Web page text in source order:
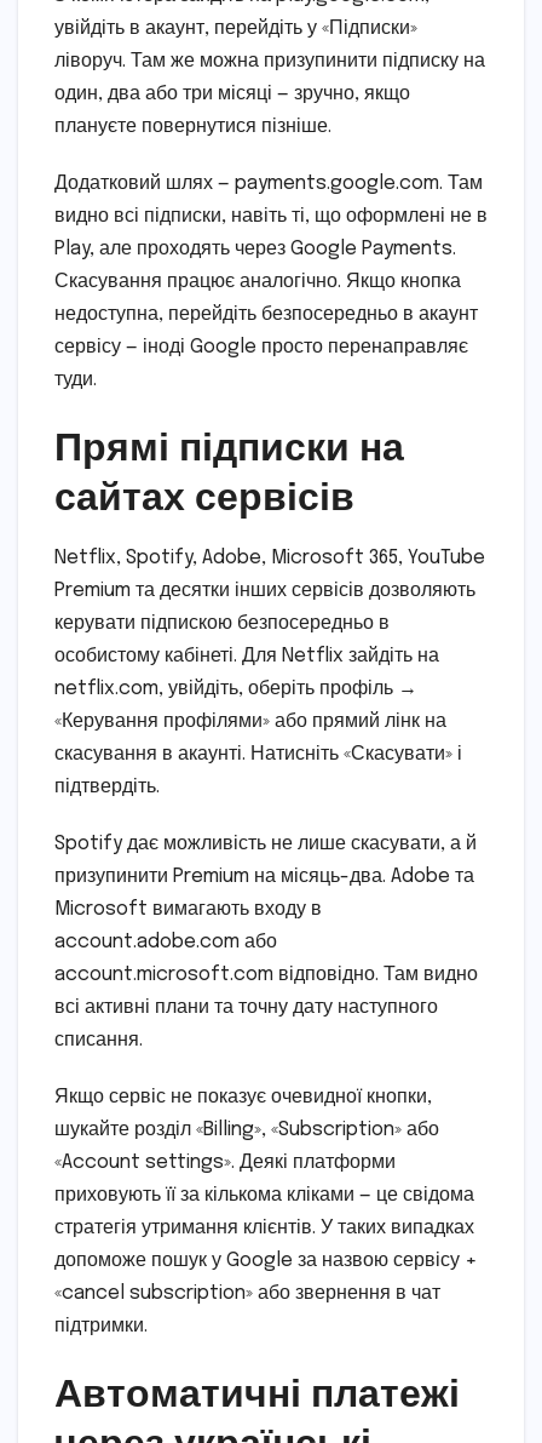
увійдіть в акаунт, перейдіть у «Підписки»
ліворуч. Там же можна призупинити підписку на
один, два або три місяці — зручно, якщо
плануєте повернутися пізніше.
Додатковий шлях — payments.google.com. Там
видно всі підписки, навіть ті, що оформлені не в
Play, але проходять через Google Payments.
Скасування працює аналогічно. Якщо кнопка
недоступна, перейдіть безпосередньо в акаунт
сервісу — іноді Google просто перенаправляє
туди.
Прямі підписки на
сайтах сервісів
Netflix, Spotify, Adobe, Microsoft 365, YouTube
Premium та десятки інших сервісів дозволяють
керувати підпискою безпосередньо в
особистому кабінеті. Для Netflix зайдіть на
netflix.com, увійдіть, оберіть профіль →
«Керування профілями» або прямий лінк на
скасування в акаунті. Натисніть «Скасувати» і
підтвердіть.
Spotify дає можливість не лише скасувати, а й
призупинити Premium на місяць-два. Adobe та
Microsoft вимагають входу в
account.adobe.com або
account.microsoft.com відповідно. Там видно
всі активні плани та точну дату наступного
списання.
Якщо сервіс не показує очевидної кнопки,
шукайте розділ «Billing», «Subscription» або
«Account settings». Деякі платформи
приховують її за кількома кліками — це свідома
стратегія утримання клієнтів. У таких випадках
допоможе пошук у Google за назвою сервісу +
«cancel subscription» або звернення в чат
підтримки.
Автоматичні платежі